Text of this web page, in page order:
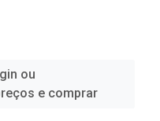
ou
e comprar